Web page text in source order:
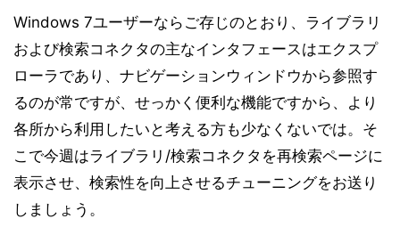
Windows 7ユーザーならご存じのとおり、ライブラリ
および検索コネクタの主なインタフェースはエクスプ
ローラであり、ナビゲーションウィンドウから参照す
るのが常ですが、せっかく便利な機能ですから、より
各所から利用したいと考える方も少なくないでは。そ
こで今週はライブラリ/検索コネクタを再検索ページに
表示させ、検索性を向上させるチューニングをお送り
しましょう。